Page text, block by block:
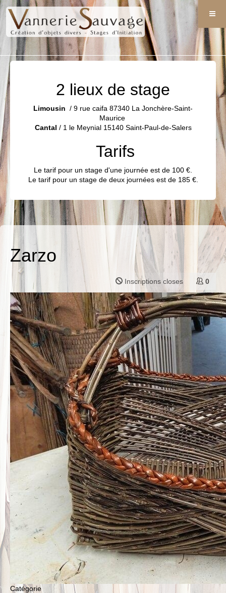
2 lieux de stage
Limousin / 9 rue caifa 87340 La Jonchère-Saint-
Maurice
Cantal / 1 le Meynial 15140 Saint-Paul-de-Salers
Tarifs
Le tarif pour un stage d'une journée est de 100 €.
Le tarif pour un stage de deux journées est de 185 €.
Zarzo
Inscriptions closes 0
Catégorie